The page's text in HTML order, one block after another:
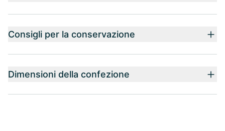
Consigli per la conservazione
Dimensioni della confezione